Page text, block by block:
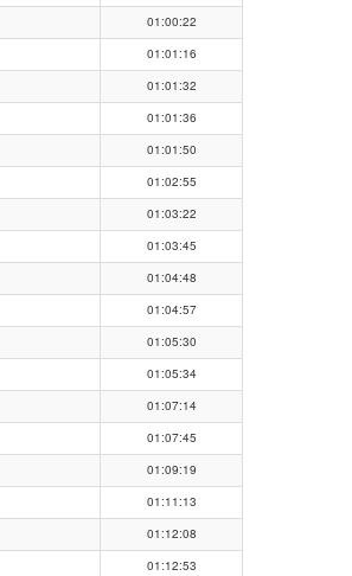
01:00:22
01:01:16
01:01:32
01:01:36
01:01:50
01:02:55
01:03:22
01:03:45
01:04:48
01:04:57
01:05:30
01:05:34
01:07:14
01:07:45
01:09:19
01:11:13
01:12:08
01:12:53